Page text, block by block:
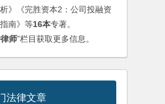
》《完胜资本2：公司投融资
南》等16本专著。
师”栏目获取更多信息。
法律文章